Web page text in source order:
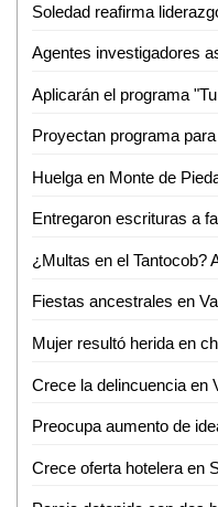
Aplicarán el programa
Proyectan programa
Entregaron escrituras a
Mujer resultó herida en
Preocupa aumento de